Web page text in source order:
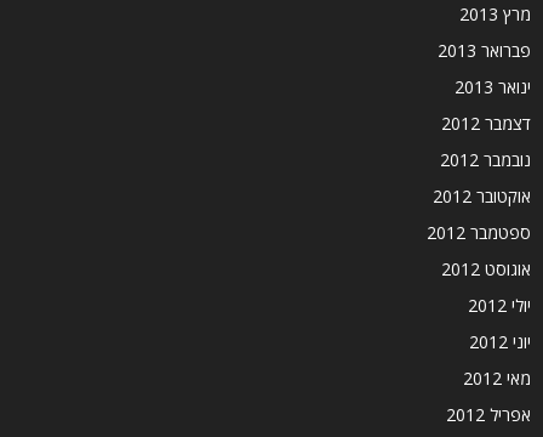
מרץ 2013
פברואר 2013
ינואר 2013
דצמבר 2012
נובמבר 2012
אוקטובר 2012
ספטמבר 2012
אוגוסט 2012
יולי 2012
יוני 2012
מאי 2012
אפריל 2012